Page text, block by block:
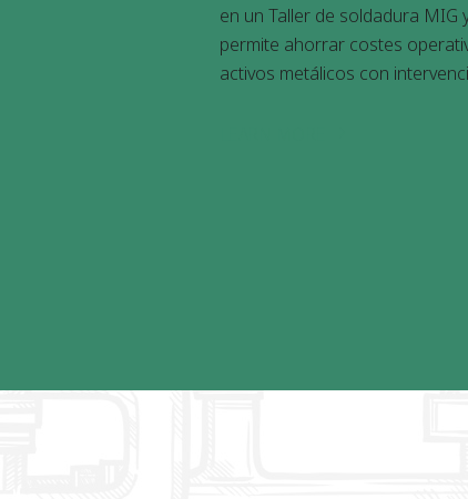
en un Taller de soldadura MIG
permite ahorrar costes
activos metálicos con